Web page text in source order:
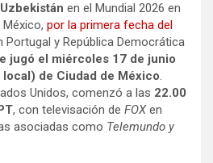
Uzbekistán en el Mundial 2026 en
por la primera fecha del
Portugal y República Democrática
jugó el miércoles 17 de junio
de Ciudad de México
Unidos, comenzó a las 22.00
, con televisación de FOXen
asociadas como Telemundo y